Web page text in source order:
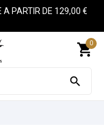
A PARTIR DE 129,00 €
shopping_cart
0
